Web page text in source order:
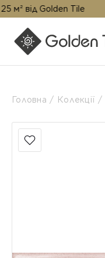
Tile
Головна Колекції